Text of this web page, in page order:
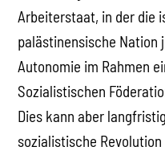
Arbeiterstaat, in der die
palästinensische Nation
Autonomie im Rahmen
Sozialistischen
Dies kann aber
sozialistische